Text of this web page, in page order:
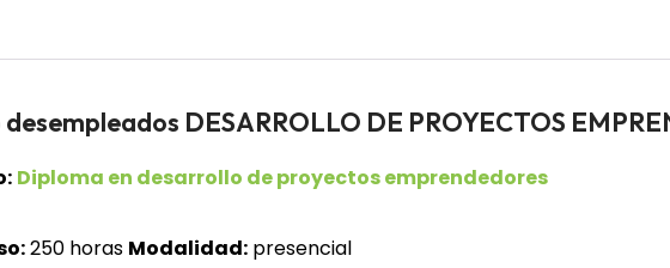
DESARROLLO DE PROYECTOS
Diploma en desarrollo de proyectos emprendedores
250 horas Modalidad: presencial